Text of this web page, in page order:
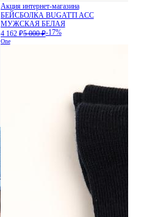
Акция интернет-магазина
БЕЙСБОЛКА BUGATTI ACC
МУЖСКАЯ БЕЛАЯ
4 162 ₽5 000 ₽-17%
One